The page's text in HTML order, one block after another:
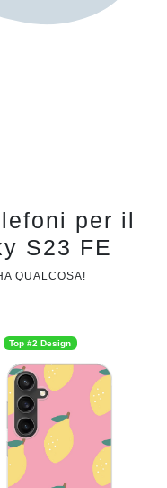
per il
S23 FE
QUALCOSA!
Top #2 Design